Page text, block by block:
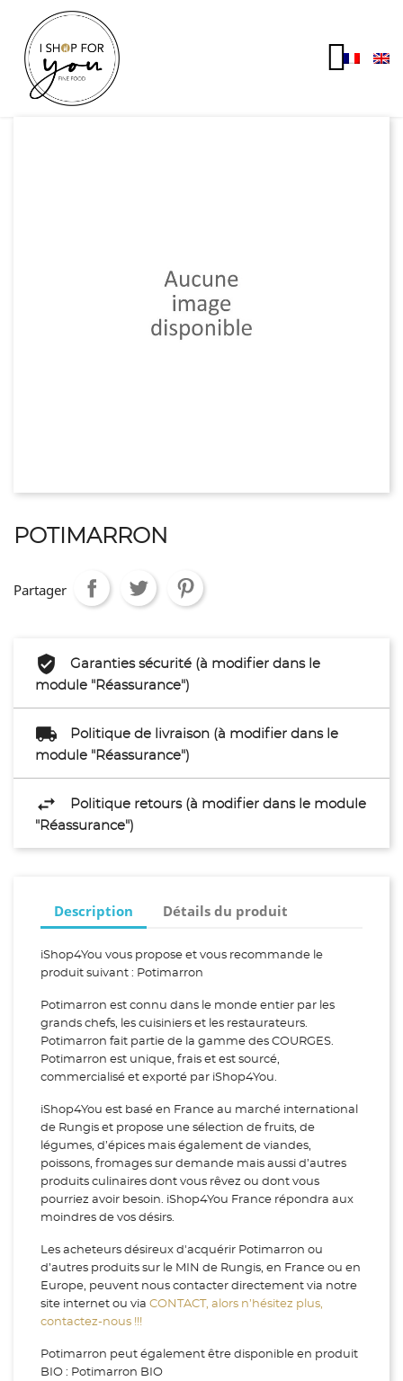
POTIMARRON
Partager
Garanties sécurité (à modifier dans le
module "Réassurance")
Politique de livraison (à modifier dans le
module "Réassurance")
Politique retours (à modifier dans le module
"Réassurance")
Description Détails du produit
iShop4You vous propose et vous recommande le
produit suivant : Potimarron
Potimarron est connu dans le monde entier par les
grands chefs, les cuisiniers et les restaurateurs.
Potimarron fait partie de la gamme des COURGES.
Potimarron est unique, frais et est sourcé,
commercialisé et exporté par iShop4You.
iShop4You est basé en France au marché international
de Rungis et propose une sélection de fruits, de
légumes, d’épices mais également de viandes,
poissons, fromages sur demande mais aussi d’autres
produits culinaires dont vous rêvez ou dont vous
pourriez avoir besoin. iShop4You France répondra aux
moindres de vos désirs.
Les acheteurs désireux d'acquérir Potimarron ou
d’autres produits sur le MIN de Rungis, en France ou en
Europe, peuvent nous contacter directement via notre
site internet ou via CONTACT, alors n’hésitez plus,
contactez-nous !!!
Potimarron peut également être disponible en produit
BIO : Potimarron BIO